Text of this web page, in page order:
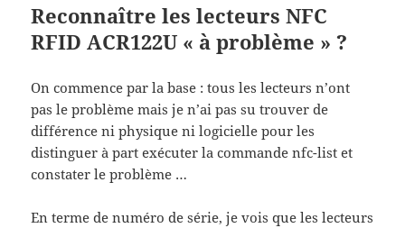
Reconnaître les lecteurs NFC
RFID ACR122U « à problème » ?
On commence par la base : tous les lecteurs n’ont
pas le problème mais je n’ai pas su trouver de
différence ni physique ni logicielle pour les
distinguer à part exécuter la commande nfc-list et
constater le problème …
En terme de numéro de série, je vois que les lecteurs